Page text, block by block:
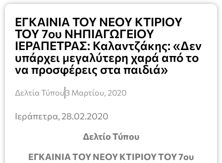
ΕΓΚΑΙΝΙΑ ΤΟΥ ΝΕΟΥ ΚΤΙΡΙΟΥ
ΤΟΥ 7ου ΝΗΠΙΑΓΩΓΕΙΟΥ
ΙΕΡΑΠΕΤΡΑΣ: Καλαντζάκης: «Δεν
υπάρχει μεγαλύτερη χαρά από το
να προσφέρεις στα παιδιά»
Δελτία Τύπου 3 Μαρτίου, 2020
Ιεράπετρα, 28.02.2020
Δελτίο Τύπου
ΕΓΚΑΙΝΙΑ ΤΟΥ ΝΕΟΥ ΚΤΙΡΙΟΥ ΤΟΥ 7ου